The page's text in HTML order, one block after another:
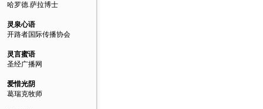
哈罗德.萨拉博士
灵泉心语
开路者国际传播协会
灵言蜜语
圣经广播网
爱惜光阴
葛瑞克牧师